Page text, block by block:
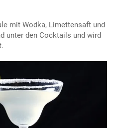
mit Wodka, Limettensaft und
unter den Cocktails und wird